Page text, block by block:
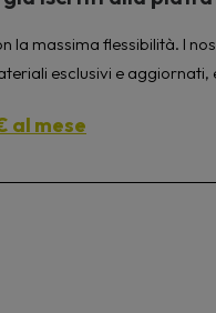
la massima flessibilità. I
esclusivi e
al mese